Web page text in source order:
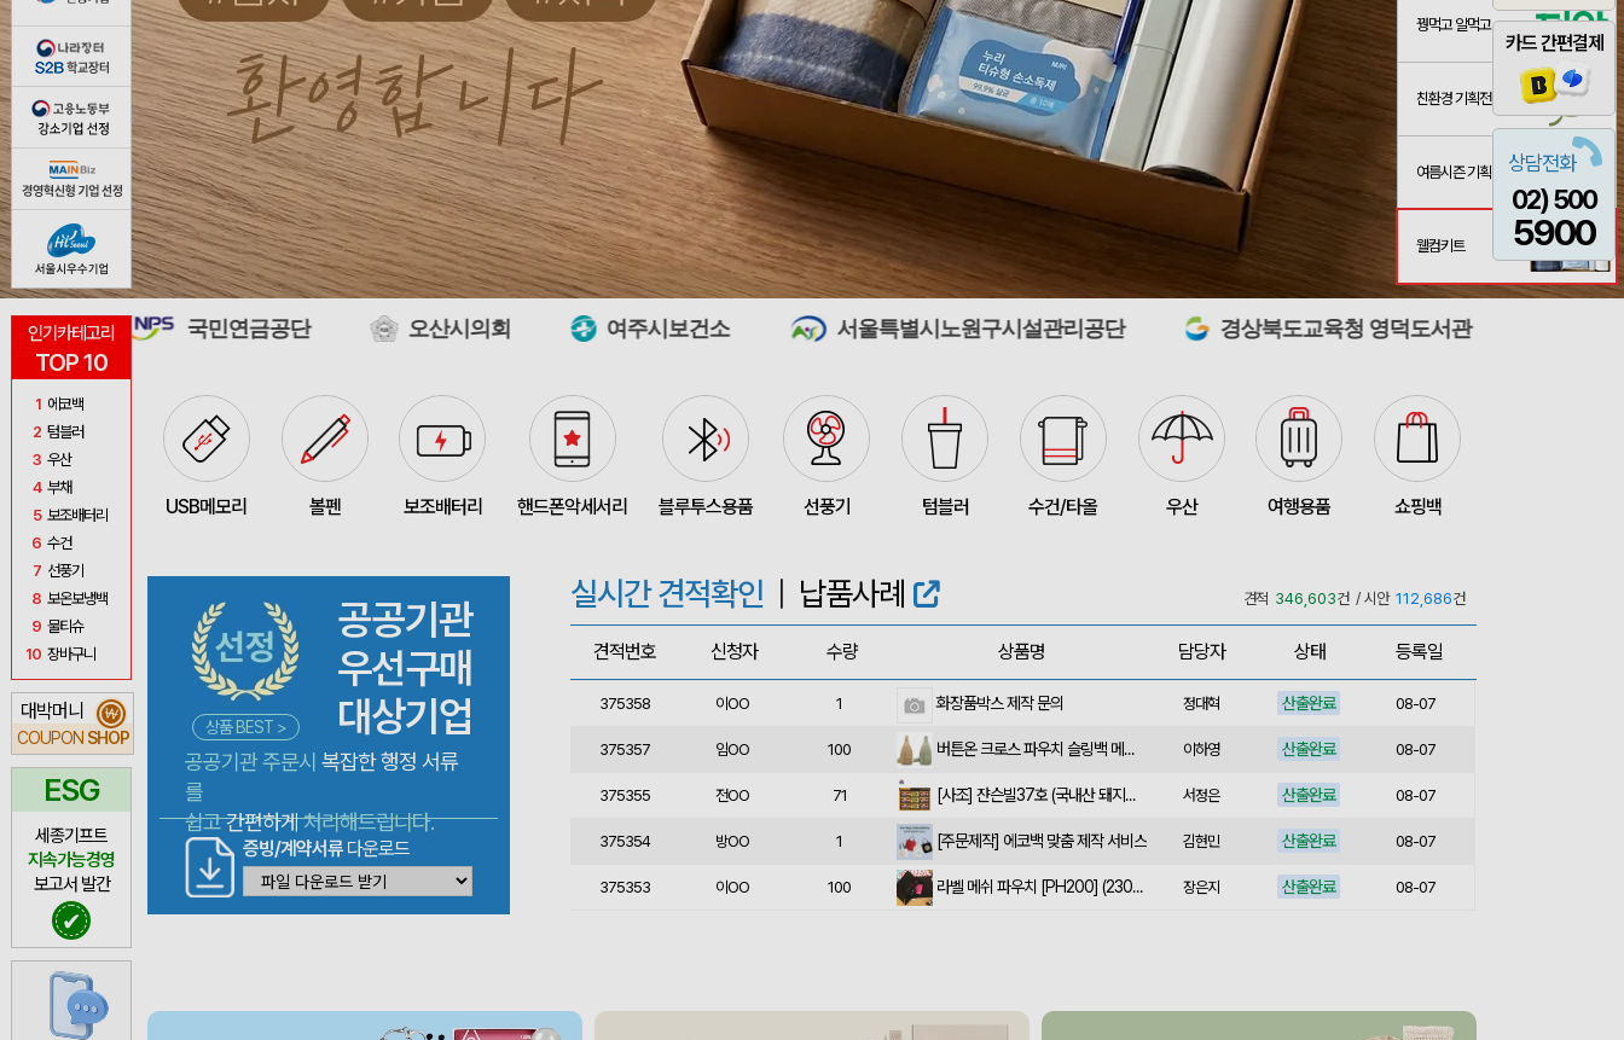
인기카테고리
TOP 10
1 에코백
2 텀블러
3 우산
4 부채
5 보조배터리
6 수건
7 선풍기
8 보온보냉백
9 물티슈
10 장바구니
대박머니
COUPON SHOP
₩
ESG
세종기프트
지속가능경영
보고서 발간
✔
카드 간편결제
상담전화
02) 500
5900
꿩먹고 알먹고
친환경 기획전
여름시즌 기획전
웰컴키트
국민연금공단 오산시의회 여주시보건소 서울특별시노원구시설관리공단 경상북도교육청 영덕도서관 우편사업진흥원
USB메모리 볼펜 보조배터리 핸드폰악세서리 블루투스용품 선풍기 텀블러 수건/타올 우산 여행용품 쇼핑백
상품 BEST >
공공기관
우선구매
대상기업
공공기관 주문시 복잡한 행정 서류
를
쉽고간편하게처리해드립니다.
증빙/계약서류다운로드
실시간 견적확인 | 납품사례 견적 346,603건 / 시안 112,686건
견적번호 신청자 수량 상품명 담당자 상태 등록일
375348 전OO [26년 설]CJ 스마트초이스 L호
375347 김OO 접이식 장바구니 포켓가방 3종 1P 이하영 08-07
375346 담OO 200 08-07
375345 노OO 1200 산출완료 08-07
375344 노OO 1200 이성원 산출완료 08-07
375367 이OO 100 스탠다드 에코백 (350x100x370mm) 장은지 접수중 08-07
375366 정OO 200 [친환경인증] R-PET 고밀도 리유저블백 (검정내피/170g)(S~XL) 김보경 산출완료 08-07
375364 울OO 120 이유빈 산출완료 08-07
375362 윤OO 350 산출완료 08-07
375361 송OO 1000 김준호 산출완료 08-07
375358 이OO 1 화장품박스 제작 문의 정대혁 산출완료 08-07
375357 임OO 100 이하영 산출완료 08-07
375355 전OO 71 서정은 산출완료 08-07
375354 방OO 1 [주문제작] 에코백 맞춤 제작 서비스 김현민 산출완료 08-07
375353 이OO 100 장은지 산출완료 08-07
375349 채OO 110 브리온 아이스큐브 2세대 여름 아이스 넥밴드 쿨러 이성원 산출완료 08-07